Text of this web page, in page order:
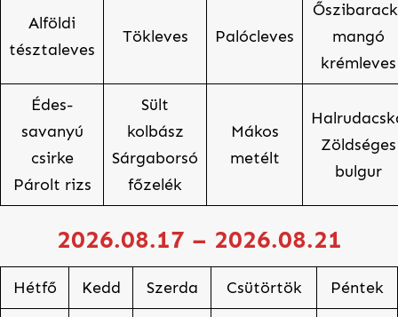
Alföldi
tésztaleves
Tökleves Palócleves
mangó
krémleves
Édes-
savanyú
csirke
Párolt rizs
Sült
kolbász
Sárgaborsó
főzelék
Mákos
metélt
Zöldséges
bulgur
2026.08.17 – 2026.08.21
Hétfő Kedd Szerda Csütörtök Péntek